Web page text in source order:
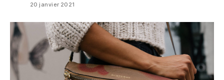
20 janvier 2021